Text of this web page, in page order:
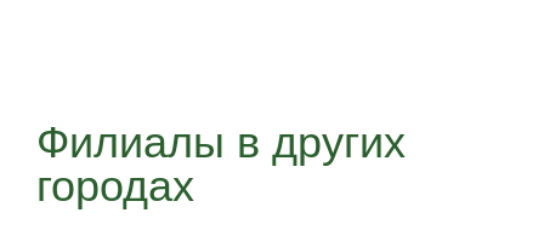
Филиалы в других
городах